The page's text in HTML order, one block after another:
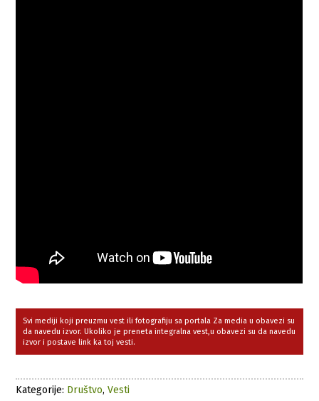
Svi mediji koji preuzmu vest ili fotografiju sa portala Za media u obavezi su
da navedu izvor. Ukoliko je preneta integralna vest,u obavezi su da navedu
izvor i postave link ka toj vesti.
Kategorije: Društvo,Vesti